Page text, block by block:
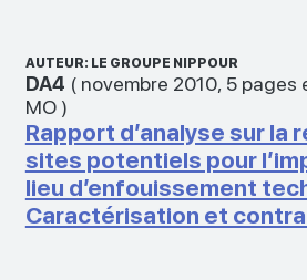
AUTEUR: LE GROUPE NIPPOUR
DA4 ( novembre 2010, 5 pages
MO)
Rapport d’analyse sur la
sites potentiels pour
lieu d’enfouissement
Caractérisation et